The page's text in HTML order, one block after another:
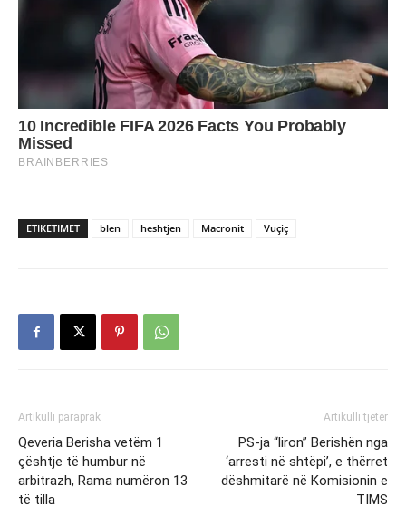
ETIKETIMET blen heshtjen Macronit Vuçiç
Artikulli paraprak
Qeveria Berisha vetëm 1
çështje të humbur në
arbitrazh, Rama numëron 13
të tilla
Artikulli tjetër
PS-ja “liron” Berishën nga
‘arresti në shtëpi’, e thërret
dëshmitarë në Komisionin e
TIMS